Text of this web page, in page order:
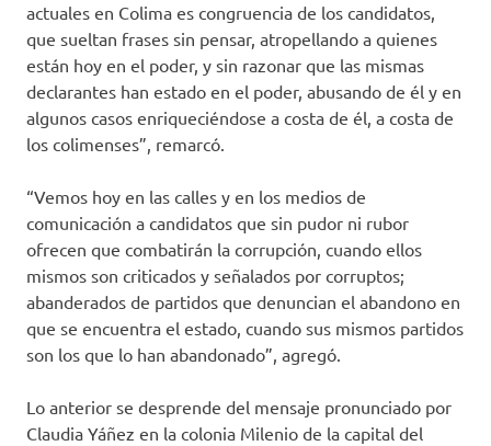
actuales en Colima es congruencia de los candidatos,
que sueltan frases sin pensar, atropellando a quienes
están hoy en el poder, y sin razonar que las mismas
declarantes han estado en el poder, abusando de él y en
algunos casos enriqueciéndose a costa de él, a costa de
los colimenses”, remarcó.
“Vemos hoy en las calles y en los medios de
comunicación a candidatos que sin pudor ni rubor
ofrecen que combatirán la corrupción, cuando ellos
mismos son criticados y señalados por corruptos;
abanderados de partidos que denuncian el abandono en
que se encuentra el estado, cuando sus mismos partidos
son los que lo han abandonado”, agregó.
Lo anterior se desprende del mensaje pronunciado por
Claudia Yáñez en la colonia Milenio de la capital del